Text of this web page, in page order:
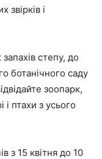
звірків і
степу, до
ботанічного саду
зоопарк,
і птахи з усього
з 15 квітня до 10